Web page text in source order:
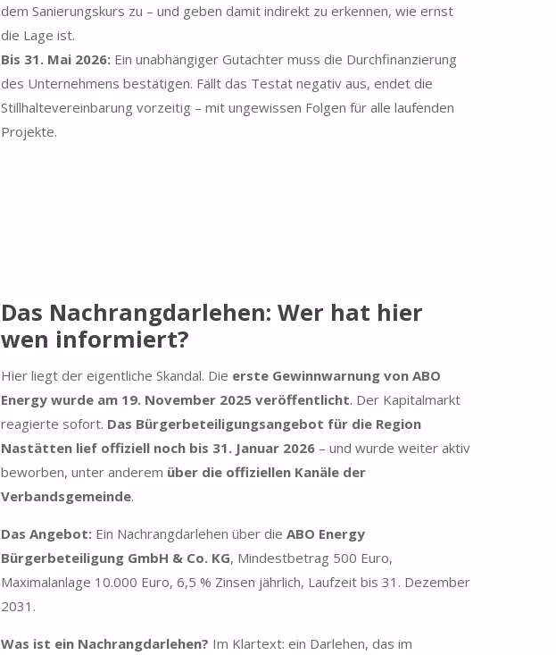
dem Sanierungskurs zu – und geben damit indirekt zu erkennen, wie ernst
die Lage ist.
Bis 31. Mai 2026: Ein unabhängiger Gutachter muss die Durchfinanzierung
des Unternehmens bestätigen. Fällt das Testat negativ aus, endet die
Stillhaltevereinbarung vorzeitig – mit ungewissen Folgen für alle laufenden
Projekte.
Das Nachrangdarlehen: Wer hat hier
wen informiert?
Hier liegt der eigentliche Skandal. Die erste Gewinnwarnung von ABO
Energy wurde am 19. November 2025 veröffentlicht. Der Kapitalmarkt
reagierte sofort. Das Bürgerbeteiligungsangebot für die Region
Nastätten lief offiziell noch bis 31. Januar 2026 – und wurde weiter aktiv
beworben, unter anderem über die offiziellen Kanäle der
Verbandsgemeinde.
Das Angebot: Ein Nachrangdarlehen über dieABO Energy
Bürgerbeteiligung GmbH & Co. KG, Mindestbetrag 500 Euro,
Maximalanlage 10.000 Euro, 6,5 % Zinsen jährlich, Laufzeit bis 31. Dezember
2031.
Was ist ein Nachrangdarlehen? Im Klartext: ein Darlehen, das im